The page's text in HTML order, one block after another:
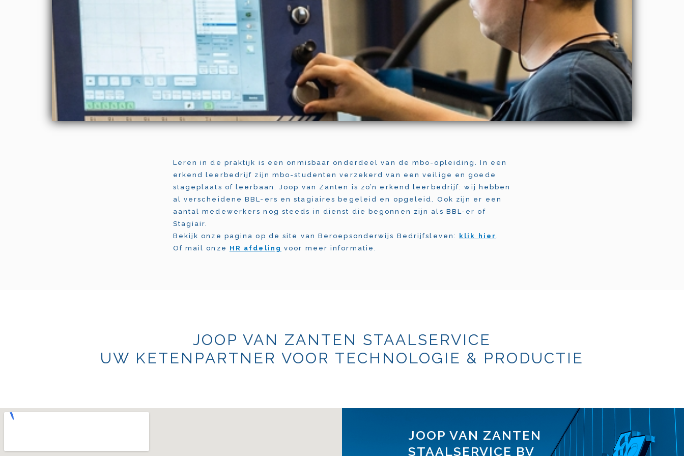
Leren in de praktijk is een onmisbaar onderdeel van de mbo-opleiding. In een
erkend leerbedrijf zijn mbo-studenten verzekerd van een veilige en goede
stageplaats of leerbaan. Joop van Zanten is zo’n erkend leerbedrijf: wij hebben
al verscheidene BBL-ers en stagiaires begeleid en opgeleid. Ook zijn er een
aantal medewerkers nog steeds in dienst die begonnen zijn als BBL-er of
Stagiair.
Bekijk onze pagina op de site van Beroepsonderwijs Bedrijfsleven:
klik hier.
Of mail onze HR afdeling voor meer informatie.
JOOP VAN ZANTEN STAALSERVICE
UW KETENPARTNER VOOR TECHNOLOGIE & PRODUCTIE
JOOP VAN ZANTEN
STAALSERVICE BV